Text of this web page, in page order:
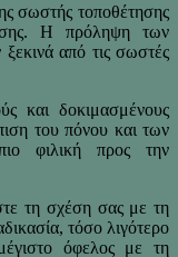
σωστής τοποθέτησης
Η πρόληψη των
από τις σωστές
και δοκιμασμένους
του πόνου και των
φιλική προς την
τη σχέση σας με τη
τόσο λιγότερο
όφελος με τη